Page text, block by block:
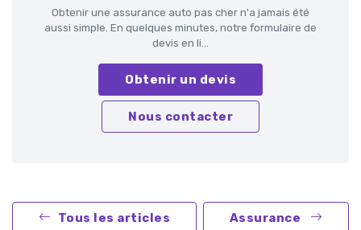
Obtenir une assurance auto pas cher n'a jamais été
aussi simple. En quelques minutes, notre formulaire de
devis en li...
Obtenir un devis
Nous contacter
Tous les articles Assurance